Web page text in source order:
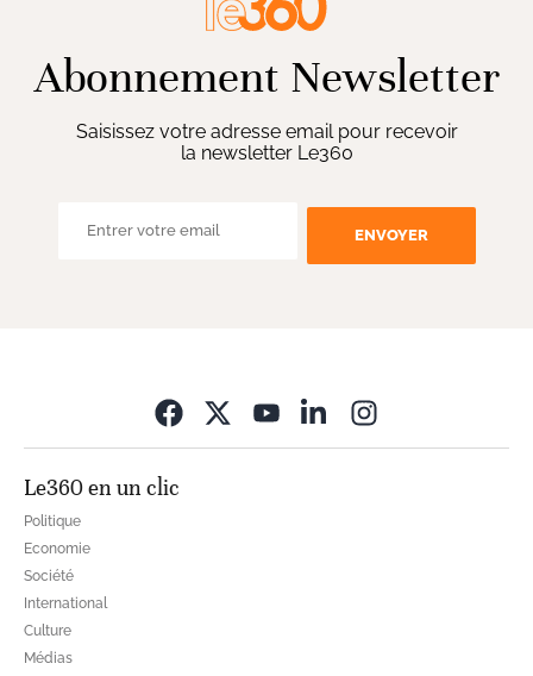
Abonnement Newsletter
Saisissez votre adresse email pour recevoir
la newsletter Le360
ENVOYER
Le360 en un clic
Politique
Economie
Société
International
Culture
Médias